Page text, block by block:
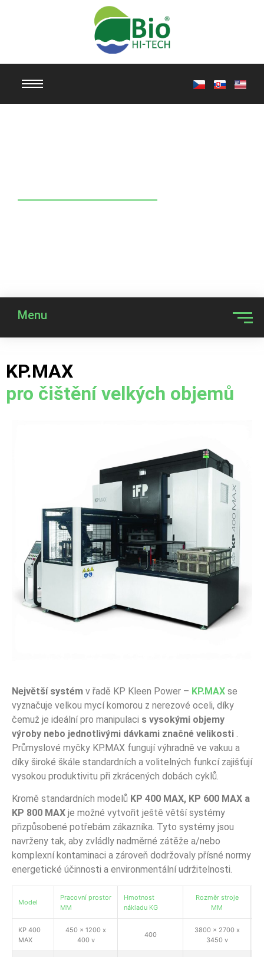
Menu
KP.MAX
pro čištění velkých objemů
Největší systém v řadě KP Kleen Power – KP.MAX se
vyznačuje velkou mycí komorou z nerezové oceli, díky
čemuž je ideální pro manipulaci s vysokými objemy
výroby nebo jednotlivými dávkami značné velikosti .
Průmyslové myčky KP.MAX fungují výhradně ve vakuu a
díky široké škále standardních a volitelných funkcí zajišťují
vysokou produktivitu při zkrácených dobách cyklů.
Kromě standardních modelů KP 400 MAX, KP 600 MAX a
KP 800 MAX je možné vytvořit ještě větší systémy
přizpůsobené potřebám zákazníka. Tyto systémy jsou
navrženy tak, aby zvládly nadměrné zátěže a/nebo
komplexní kontaminaci a zároveň dodržovaly přísné normy
energetické účinnosti a environmentální udržitelnosti.
Model
Pracovní prostor
MM
Hmotnost
nákladu KG
Rozměr stroje
MM
KP 400
MAX
450 x 1200 x
400 v
400
3800 x 2700 x
3450 v